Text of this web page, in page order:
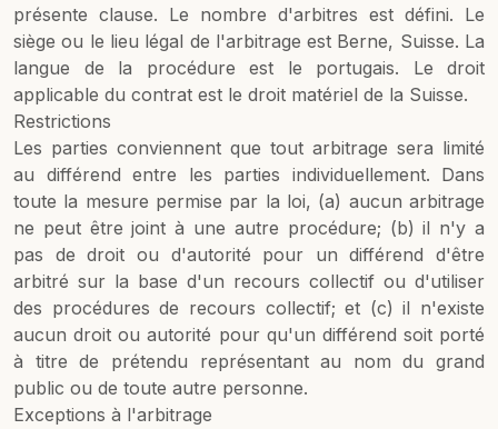
présente clause. Le nombre d'arbitres est défini. Le
siège ou le lieu légal de l'arbitrage est Berne, Suisse. La
langue de la procédure est le portugais. Le droit
applicable du contrat est le droit matériel de la Suisse.
Restrictions
Les parties conviennent que tout arbitrage sera limité
au différend entre les parties individuellement. Dans
toute la mesure permise par la loi, (a) aucun arbitrage
ne peut être joint à une autre procédure; (b) il n'y a
pas de droit ou d'autorité pour un différend d'être
arbitré sur la base d'un recours collectif ou d'utiliser
des procédures de recours collectif; et (c) il n'existe
aucun droit ou autorité pour qu'un différend soit porté
à titre de prétendu représentant au nom du grand
public ou de toute autre personne.
Exceptions à l'arbitrage